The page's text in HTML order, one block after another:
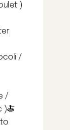
)
/
/
)🍝